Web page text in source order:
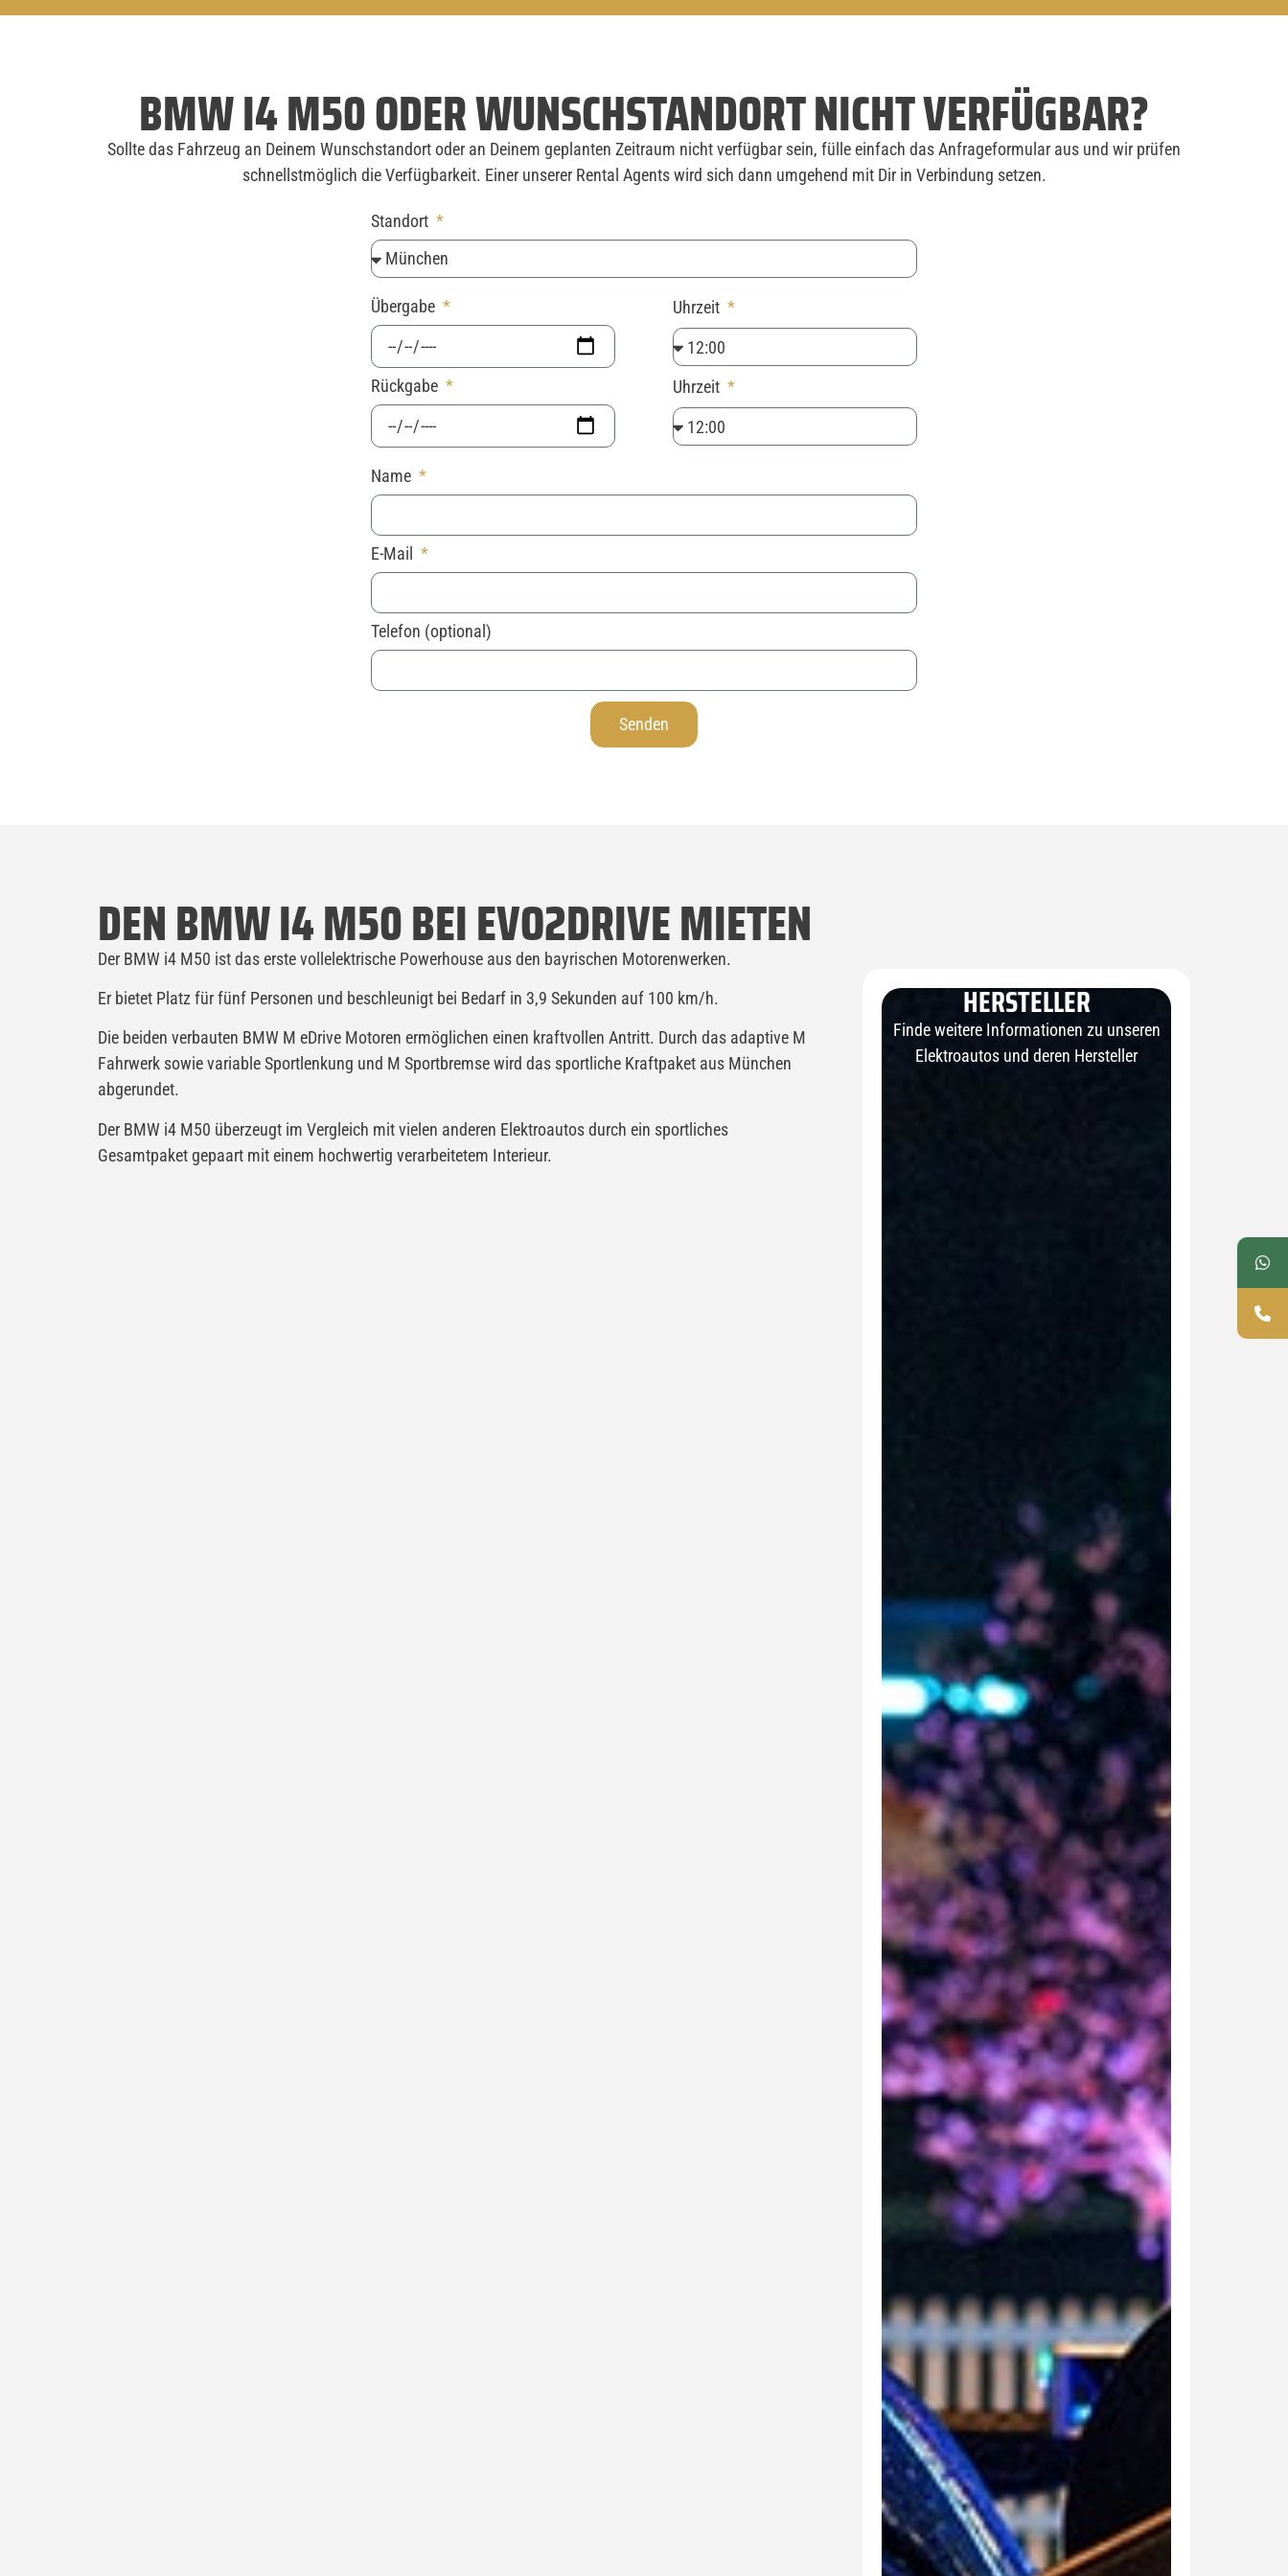
BMW I4 M50 ODER WUNSCHSTANDORT NICHT VERFÜGBAR?
Sollte das Fahrzeug an Deinem Wunschstandort oder an Deinem geplanten Zeitraum nicht verfügbar sein, fülle einfach das Anfrageformular aus und wir prüfen
schnellstmöglich die Verfügbarkeit. Einer unserer Rental Agents wird sich dann umgehend mit Dir in Verbindung setzen.
Standort
Übergabe Uhrzeit
Rückgabe Uhrzeit
Name
E-Mail
Telefon (optional)
Senden
DEN BMW I4 M50 BEI EVO2DRIVE MIETEN
Der BMW i4 M50 ist das erste vollelektrische Powerhouse aus den bayrischen Motorenwerken.
Er bietet Platz für fünf Personen und beschleunigt bei Bedarf in 3,9 Sekunden auf 100 km/h.
Die beiden verbauten BMW M eDrive Motoren ermöglichen einen kraftvollen Antritt. Durch das adaptive M
Fahrwerk sowie variable Sportlenkung und M Sportbremse wird das sportliche Kraftpaket aus München
abgerundet.
Der BMW i4 M50 überzeugt im Vergleich mit vielen anderen Elektroautos durch ein sportliches
Gesamtpaket gepaart mit einem hochwertig verarbeitetem Interieur.
HERSTELLER
Finde weitere Informationen zu unseren
Elektroautos und deren Hersteller